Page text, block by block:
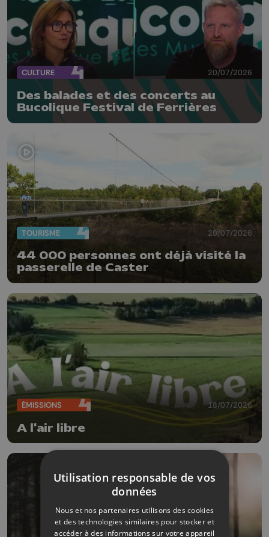
CULTURE 20/07/2026
Des balades et des concerts au
Bucolique Festival de Ferrières
TOURISME 20/07/2026
44 000 personnes ont déjà visité la
passerelle de Caster
ÉMISSIONS 18/07/2026
A l'air libre
Utilisation responsable de vos
données
Nous et nos partenaires utilisons des cookies
et des technologies similaires pour stocker et
accéder à des informations sur votre appareil